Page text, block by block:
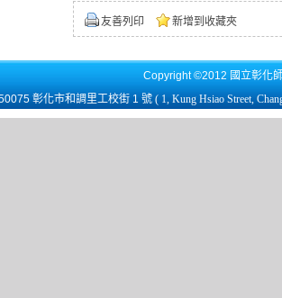
友善列印 新增到收藏夾
Copyright ©2012 國立彰化
彰化市和調里工校街 1 號 ( 1, Kung Hsiao Street,